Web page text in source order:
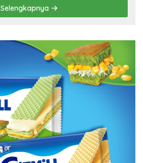
Selengkapnya